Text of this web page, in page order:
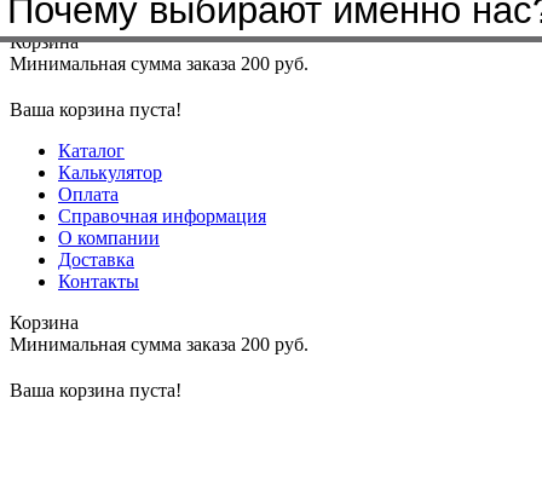
Меню+7(4912)50-37-50sbit@krep62.ru
Корзина
Минимальная сумма заказа 200 руб.
Ваша корзина пуста!
Каталог
Калькулятор
Оплата
Справочная информация
О компании
Доставка
Контакты
Корзина
Минимальная сумма заказа 200 руб.
Ваша корзина пуста!
Почему выбирают именно